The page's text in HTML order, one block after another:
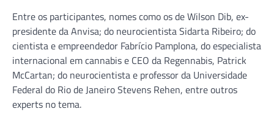
Entre os participantes, nomes como os de Wilson Dib, ex-
presidente da Anvisa; do neurocientista Sidarta Ribeiro; do
cientista e empreendedor Fabrício Pamplona, do especialista
internacional em cannabis e CEO da Regennabis, Patrick
McCartan; do neurocientista e professor da Universidade
Federal do Rio de Janeiro Stevens Rehen, entre outros
experts no tema.